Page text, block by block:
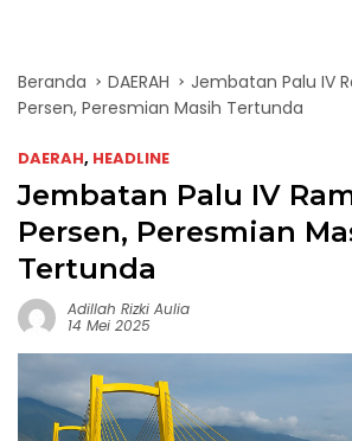
Beranda DAERAH
Jembatan Palu IV
Persen, Peresmian Masih Tertunda
DAERAH, HEADLINE
Jembatan Palu IV
Persen, Peresmian
Tertunda
Adillah Rizki Aulia
14 Mei 2025